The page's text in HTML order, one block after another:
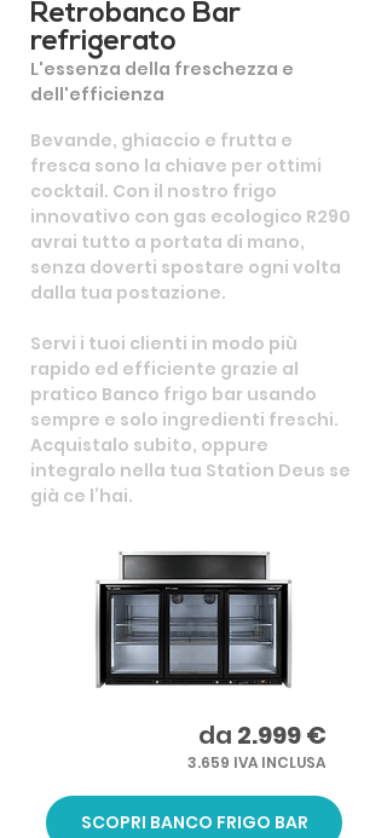
Retrobanco Bar
refrigerato
L'essenza della freschezza e
dell'efficienza
Bevande, ghiaccio e frutta e
fresca sono la chiave per ottimi
cocktail. Con il nostro frigo
innovativo con gas ecologico R290
avrai tutto a portata di mano,
senza doverti spostare ogni volta
dalla tua postazione.
Servi i tuoi clienti in modo più
rapido ed efficiente grazie al
pratico Banco frigo bar usando
sempre e solo ingredienti freschi.
Acquistalo subito, oppure
integralo nella tua Station Deus se
già ce l’hai.
da 2.999 €
3.659 IVA INCLUSA
SCOPRI BANCO FRIGO BAR